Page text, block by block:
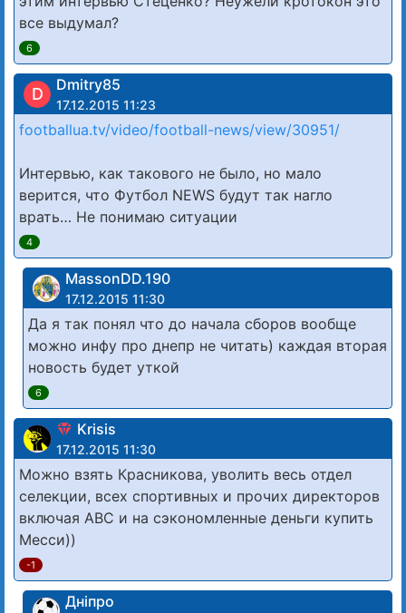
все выдумал?
6
D Dmitry85
17.12.2015 11:23
footballua.tv/video/football-news/view/30951/
Интервью, как такового не было, но мало
верится, что Футбол NEWS будут так нагло
врать… Не понимаю ситуации
4
MassonDD.190
17.12.2015 11:30
Да я так понял что до начала сборов вообще
можно инфу про днепр не читать) каждая вторая
новость будет уткой
6
Krisis
17.12.2015 11:30
Можно взять Красникова, уволить весь отдел
селекции, всех спортивных и прочих директоров
включая АВС и на сэкономленные деньги купить
Месси))
-1
Дніпро